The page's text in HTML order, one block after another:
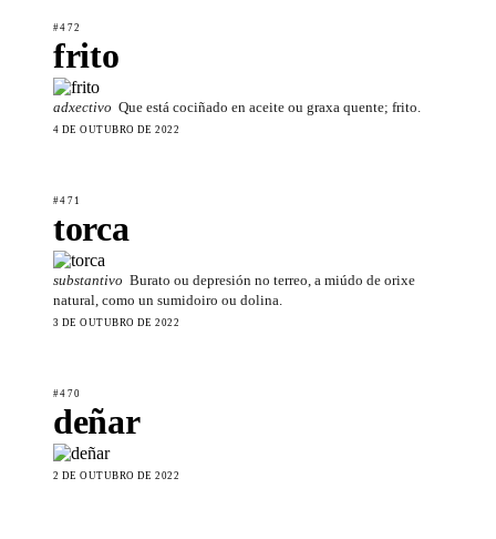
#472
frito
adxectivo Que está cociñado en aceite ou graxa quente; frito.
4 DE OUTUBRO DE 2022
#471
torca
substantivo Burato ou depresión no terreo, a miúdo de orixe
natural, como un sumidoiro ou dolina.
3 DE OUTUBRO DE 2022
#470
deñar
2 DE OUTUBRO DE 2022